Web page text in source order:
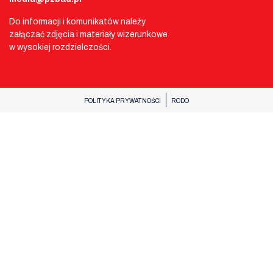
Do informacji i komunikatów należy
załączać zdjęcia i materiały wizerunkowe
w wysokiej rozdzielczości.
POLITYKA PRYWATNOŚCI RODO